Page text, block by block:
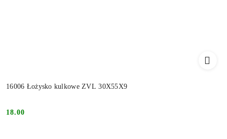
16006 Łożysko kulkowe ZVL 30X55X9
Cena:
18.00